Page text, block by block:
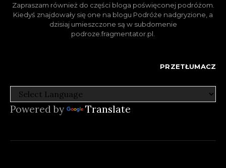
Zapraszam również do części bloga poświęconej podróżom.
Kiedyś znajdowały się one na blogu Podróże nadgryzione, a
dzisiaj umieszczone są w subdomenie
podroze.fragmentator.pl.
PRZETŁUMACZ
Powered by Translate